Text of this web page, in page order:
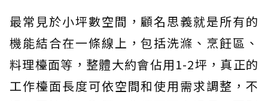
最常見於小坪數空間，顧名思義就是所有的
機能結合在一條線上，包括洗滌、烹飪區、
料理檯面等，整體大約會佔用1-2坪，真正的
工作檯面長度可依空間和使用需求調整，不